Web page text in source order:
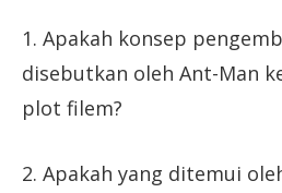
1. Apakah konsep
disebutkan oleh Ant-Man
plot filem?
2. Apakah yang ditemui